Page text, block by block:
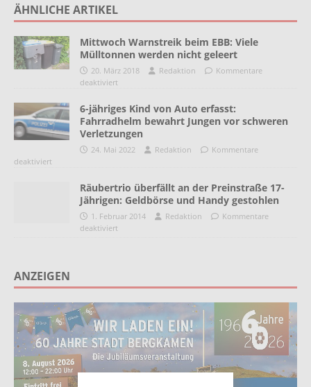
ÄHNLICHE ARTIKEL
Mittwoch Warnstreik beim EBB: Viele
Mülltonnen werden nicht geleert
20. März 2018 Redaktion
Kommentare
deaktiviert
6-jähriges Kind von Auto erfasst:
Fahrradhelm bewahrt Jungen vor schweren
Verletzungen
24. Mai 2022 Redaktion
Kommentare
deaktiviert
Räubertrio überfällt an der Preinstraße 17-
Jährigen: Geldbörse und Handy gestohlen
1. Februar 2014 Redaktion
Kommentare
deaktiviert
ANZEIGEN